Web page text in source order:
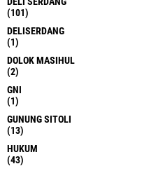
(101)
DELISERDANG
(1)
DOLOK MASIHUL
(2)
GNI
(1)
GUNUNG SITOLI
(13)
HUKUM
(43)